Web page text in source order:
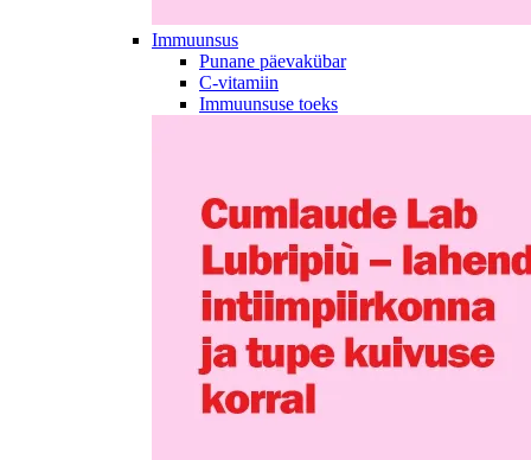
Immuunsus
Punane päevakübar
C-vitamiin
Immuunsuse toeks